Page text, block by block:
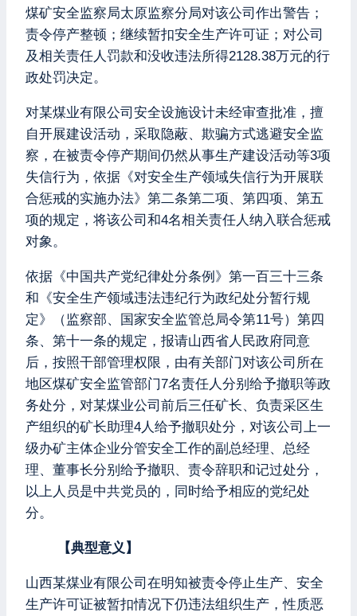
煤矿安全监察局太原监察分局对该公司作出警告；
责令停产整顿；继续暂扣安全生产许可证；对公司
及相关责任人罚款和没收违法所得2128.38万元的行
政处罚决定。
对某煤业有限公司安全设施设计未经审查批准，擅
自开展建设活动，采取隐蔽、欺骗方式逃避安全监
察，在被责令停产期间仍然从事生产建设活动等3项
失信行为，依据《对安全生产领域失信行为开展联
合惩戒的实施办法》第二条第二项、第四项、第五
项的规定，将该公司和4名相关责任人纳入联合惩戒
对象。
依据《中国共产党纪律处分条例》第一百三十三条
和《安全生产领域违法违纪行为政纪处分暂行规
定》（监察部、国家安全监管总局令第11号）第四
条、第十一条的规定，报请山西省人民政府同意
后，按照干部管理权限，由有关部门对该公司所在
地区煤矿安全监管部门7名责任人分别给予撤职等政
务处分，对某煤业公司前后三任矿长、负责采区生
产组织的矿长助理4人给予撤职处分，对该公司上一
级办矿主体企业分管安全工作的副总经理、总经
理、董事长分别给予撤职、责令辞职和记过处分，
以上人员是中共党员的，同时给予相应的党纪处
分。
【典型意义】
山西某煤业有限公司在明知被责令停止生产、安全
生产许可证被暂扣情况下仍违法组织生产，性质恶